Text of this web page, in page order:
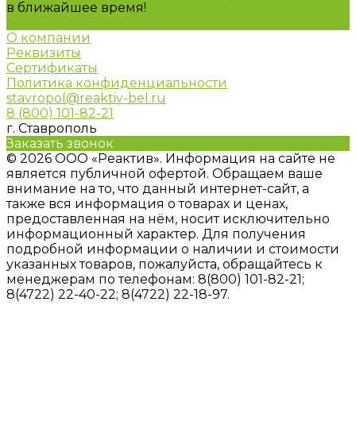
в ближайшее время!
О компании
Реквизиты
Сертификаты
Политика конфиденциальности
stavropol@reaktiv-bel.ru
8 (800) 101-82-21
г. Ставрополь
Заказать звонок
© 2026 ООО «Реактив». Информация на сайте не
является публичной офертой. Обращаем ваше
внимание на то, что данный интернет-сайт, а
также вся информация о товарах и ценах,
предоставленная на нём, носит исключительно
информационный характер. Для получения
подробной информации о наличии и стоимости
указанных товаров, пожалуйста, обращайтесь к
менеджерам по телефонам: 8(800) 101-82-21;
8(4722) 22-40-22; 8(4722) 22-18-97.